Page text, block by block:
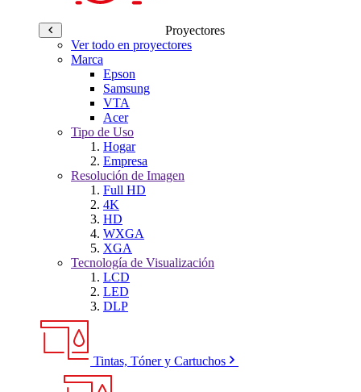
Proyectores
Ver todo en proyectores
Marca
Epson
Samsung
VTA
Acer
Tipo de Uso
Hogar
Empresa
Resolución de Imagen
Full HD
4K
HD
WXGA
XGA
Tecnología de Visualización
LCD
LED
DLP
Tintas, Tóner y Cartuchos